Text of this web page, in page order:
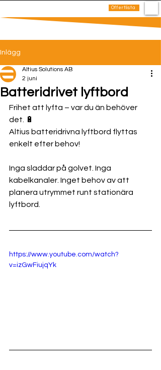
Offertlista
Inlägg
Batteridrivet lyftbord
Altius Solutions AB
2 juni
Frihet att lyfta – var du än behöver
det. 🔋
Altius batteridrivna lyftbord flyttas
enkelt efter behov!
Inga sladdar på golvet. Inga
kabelkanaler. Inget behov av att
planera utrymmet runt stationära
lyftbord.
https://www.youtube.com/watch?
v=izGwFiujqYk